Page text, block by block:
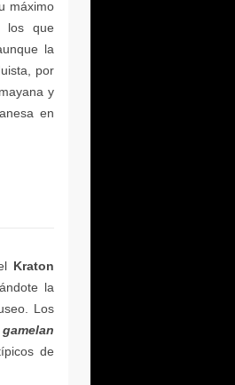
Kraton
gamelan